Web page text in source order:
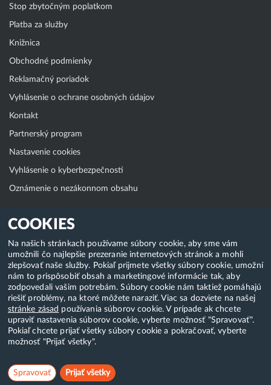
COOKIES
Na našich stránkach používame súbory cookie, aby sme vám
umožnili čo najlepšie prezeranie internetových stránok a mohli
zlepšovať naše služby. Pokiaľ prijmete všetky súbory cookie, umožní
nám to prispôsobiť obsah a marketingové informácie tak, aby
zodpovedali vašim potrebám. Súbory cookie nám taktiež pomáhajú
riešiť problémy, na ktoré môžete naraziť. Viac sa dozviete na našej
stránke zásad používania súborov cookie. V prípade ak chcete
upraviť nastavenia súborov cookie, vyberte možnosť "Spravovať".
Pokiaľ chcete prijať všetky súbory cookie a pokračovať, vyberte
možnosť "Prijať všetky".
Spravovať Prijať všetky
Stop zbytočným poplatkom
Platba za služby
Knižnica
Obchodné podmienky
Reklamačný poriadok
Vyhlásenie o ochrane osobných údajov
Kontakt
Partnerský program
Nastavenie cookies
Vyhlásenie o kyberbezpečnosti
Oznámenie o nezákonnom obsahu
Klientská zóna
WebAdmin
WebMail
Zmena hesla (E-mail, FTP, SSH)
Webhosting
Domény
Copyright & 2018-2026 HostCreators. Všetky práva vyhradené